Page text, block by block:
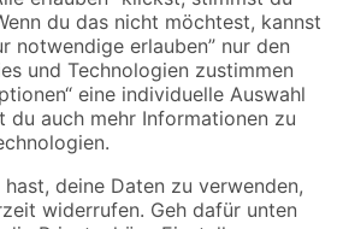
MwSt.. Die dargestellten Angebote sind unter